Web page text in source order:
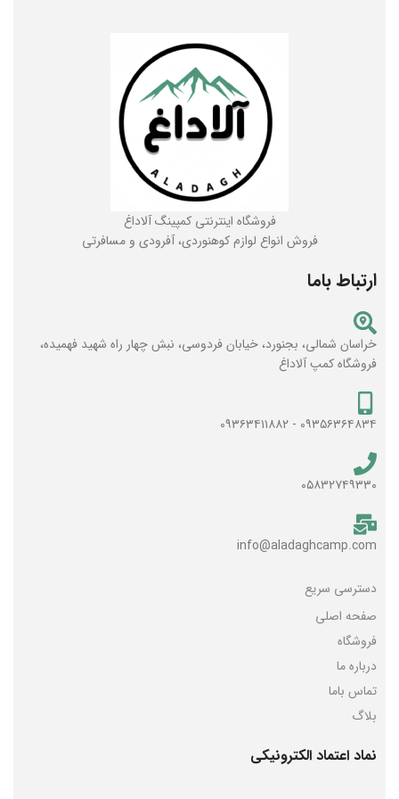
فروشگاه اینترنتی کمپینگ آلاداغ
فروش انواع لوازم کوهنوردی، آفرودی و مسافرتی
ارتباط باما
خراسان شمالی، بجنورد، خیابان فردوسی، نبش چهار راه شهید فهمیده،
فروشگاه کمپ آلاداغ
۰۹۳۵۶۳۶۴۸۳۴ - ۰۹۳۶۳۴۱۱۸۸۲
۰۵۸۳۲۷۴۹۳۳۰
info@aladaghcamp.com
دسترسی سریع
صفحه اصلی
فروشگاه
درباره ما
تماس باما
بلاگ
نماد اعتماد الکترونیکی